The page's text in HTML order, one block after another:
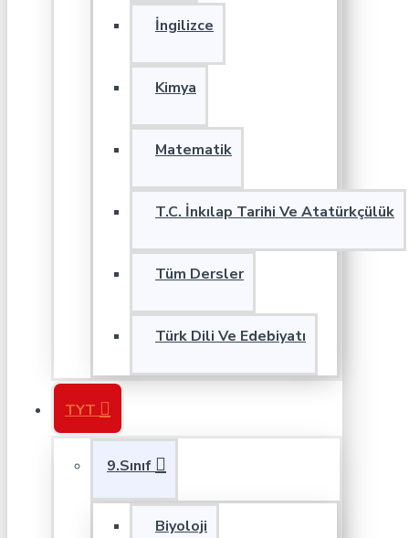
İngilizce
Kimya
Matematik
T.C. İnkılap Tarihi Ve Atatürkçülük
Tüm Dersler
Türk Dili Ve Edebiyatı
TYT
9.Sınıf
Biyoloji